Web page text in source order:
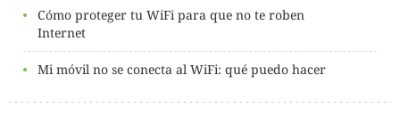
Cómo proteger tu WiFi para que no te roben
Internet
Mi móvil no se conecta al WiFi: qué puedo hacer